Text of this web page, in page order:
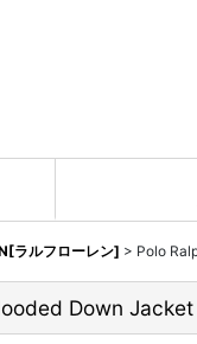
ラルフローレン] > Polo
Down Jacket